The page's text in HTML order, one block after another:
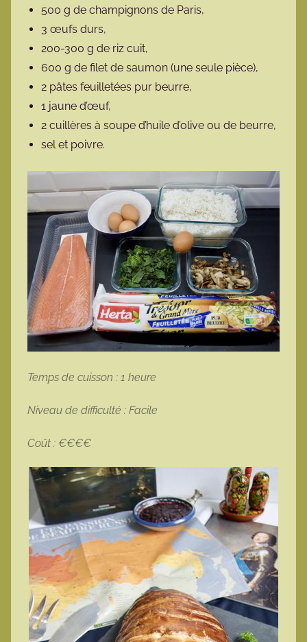
500 g de champignons de Paris,
3 œufs durs,
200-300 g de riz cuit,
600 g de filet de saumon (une seule pièce),
2 pâtes feuilletées pur beurre,
1 jaune d’œuf,
2 cuillères à soupe d’huile d’olive ou de beurre,
sel et poivre.
Temps de cuisson : 1 heure
Niveau de difficulté : Facile
Coût : €€€€